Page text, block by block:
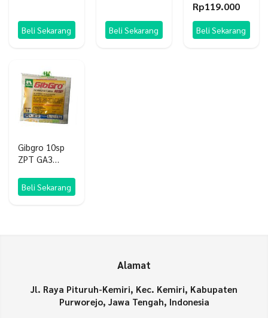
Beli Sekarang Beli Sekarang
Mini PD
Harga
adalah:
Rp200.000.
Rp119.000Harga
ini
Beli Sekarang
Gibgro 10sp
ZPT GA3
Beli Sekarang
Alamat
Jl. Raya Pituruh-Kemiri, Kec. Kemiri, Kabupaten
Purworejo, Jawa Tengah, Indonesia